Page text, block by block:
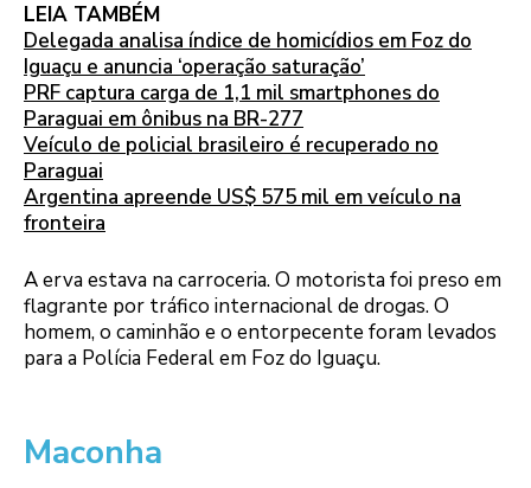
LEIA TAMBÉM
Delegada analisa índice de homicídios em Foz do
Iguaçu e anuncia ‘operação saturação’
PRF captura carga de 1,1 mil smartphones do
Paraguai em ônibus na BR-277
Veículo de policial brasileiro é recuperado no
Paraguai
Argentina apreende US$ 575 mil em veículo na
fronteira
A erva estava na carroceria. O motorista foi preso em
flagrante por tráfico internacional de drogas. O
homem, o caminhão e o entorpecente foram levados
para a Polícia Federal em Foz do Iguaçu.
Maconha